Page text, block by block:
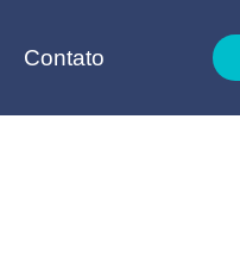
Contato